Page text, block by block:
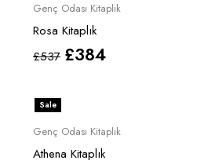
Genç Odası Kitaplık
Rosa Kitaplık
£537 £384
Sale
Genç Odası Kitaplık
Athena Kitaplık